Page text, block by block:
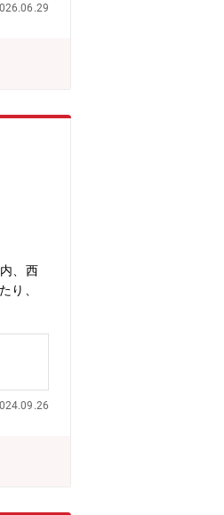
ウィル
ありと
、西
り、